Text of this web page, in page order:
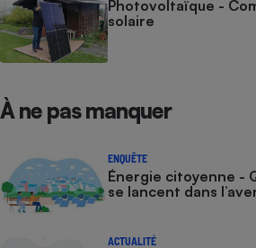
Photovoltaïque -
solaire
À ne pas manquer
ENQUÊTE
Énergie citoyenne -
se lancent dans
ACTUALITÉ